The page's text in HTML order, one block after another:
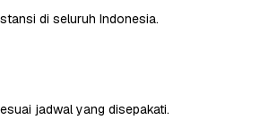
di seluruh Indonesia.
jadwal yang disepakati.